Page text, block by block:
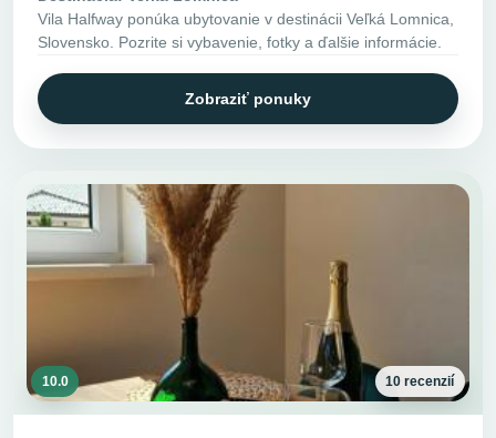
Vila Halfway ponúka ubytovanie v destinácii Veľká Lomnica,
Slovensko. Pozrite si vybavenie, fotky a ďalšie informácie.
Zobraziť ponuky
10.0 10 recenzií